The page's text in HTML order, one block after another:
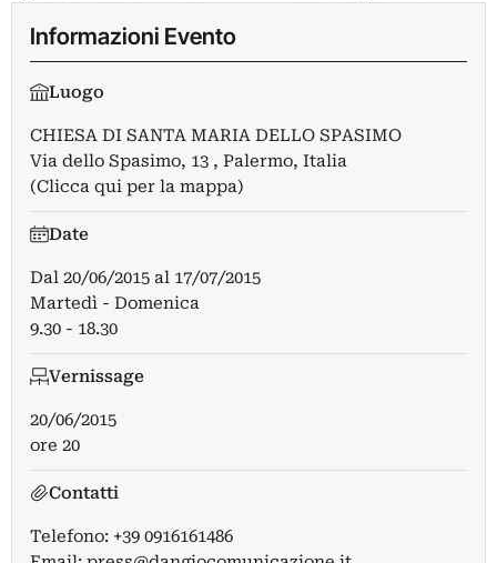
Informazioni Evento
Luogo
CHIESA DI SANTA MARIA DELLO SPASIMO
Via dello Spasimo, 13 , Palermo, Italia
(Clicca qui per la mappa)
Date
Dal 20/06/2015 al 17/07/2015
Martedì - Domenica
9.30 - 18.30
Vernissage
20/06/2015
ore 20
Contatti
Telefono: +39 0916161486